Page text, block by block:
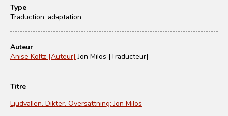
Type
Traduction, adaptation
Auteur
Anise Koltz [Auteur] Jon Milos [Traducteur]
Titre
Ljudvallen. Dikter. Översättning: Jon Milos